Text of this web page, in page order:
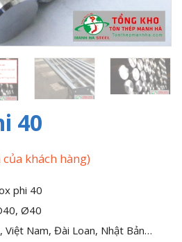
40
khách hàng)
phi 40
Ø40
Việt Nam, Đài Loan, Nhật Bản…